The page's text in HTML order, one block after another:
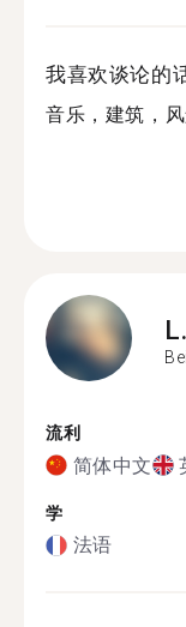
我喜欢谈论的
音乐，建筑，
L.
流利
简体中文
学
法语